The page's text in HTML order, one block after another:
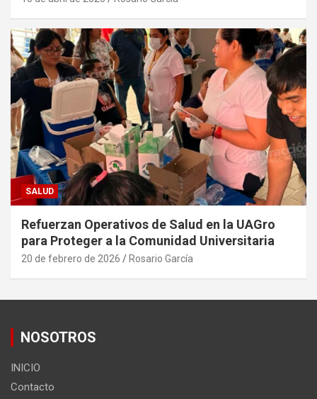
SALUD
Refuerzan Operativos de Salud en la UAGro
para Proteger a la Comunidad Universitaria
20 de febrero de 2026 Rosario García
NOSOTROS
INICIO
Contacto